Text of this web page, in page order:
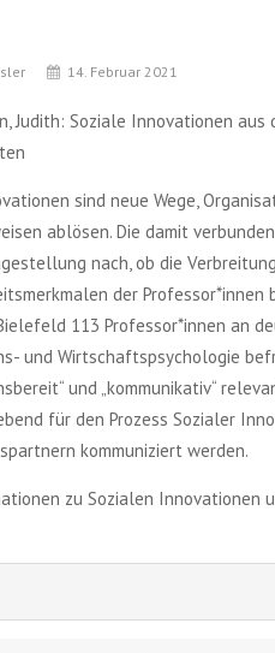
14. Februar 2021
Judith: Soziale Innovationen
sind neue Wege,
ablösen. Die damit
nach, ob die
der
113 Professor*innen an
und Wirtschaftspsychologie
und „kommunikativ“
für den Prozess Sozialer
kommuniziert werden.
zu Sozialen Innovationen